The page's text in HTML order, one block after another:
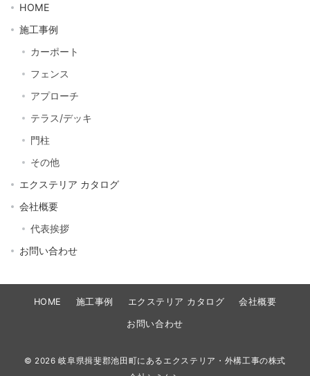
HOME
施工事例
カーポート
フェンス
アプローチ
テラス/デッキ
門柱
その他
エクステリア カタログ
会社概要
代表挨拶
お問い合わせ
HOME 施工事例 エクステリア カタログ 会社概要
お問い合わせ
© 2026岐阜県揖斐郡池田町にあるエクステリア・外構工事の株式